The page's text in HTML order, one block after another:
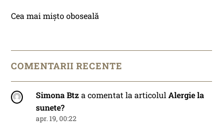
Cea mai mișto oboseală
COMENTARII RECENTE
Simona Btz a comentat la articolulAlergie la
sunete?
apr. 19, 00:22